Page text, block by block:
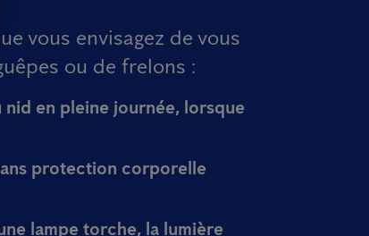
vous envisagez de vous
ou de frelons :
nid en pleine journée, lorsque
protection corporelle
lampe torche, la lumière